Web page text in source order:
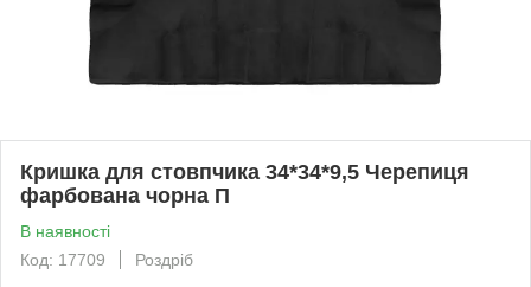
Кришка для стовпчика 34*34*9,5 Черепиця
фарбована чорна П
В наявності
Код: 17709
Роздріб